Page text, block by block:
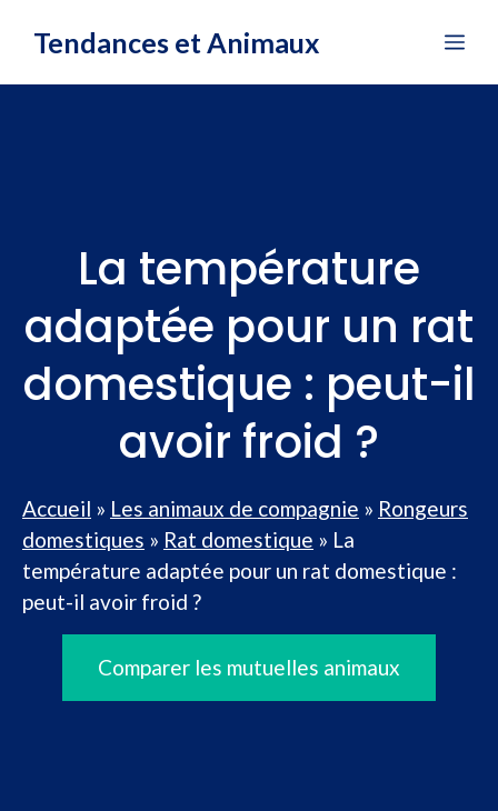
Tendances et Animaux
La température
adaptée pour un rat
domestique : peut-il
avoir froid ?
Accueil » Les animaux de compagnie » Rongeurs
domestiques » Rat domestique » La
température adaptée pour un rat domestique :
peut-il avoir froid ?
Comparer les mutuelles animaux